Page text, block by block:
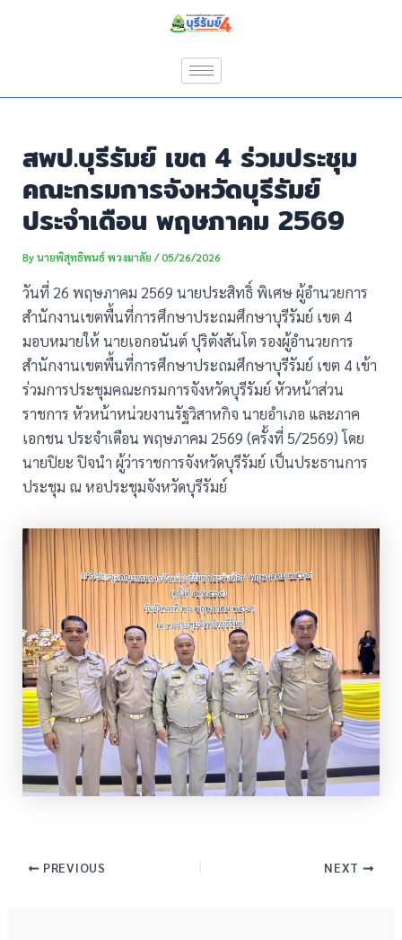
สพป.บุรีรัมย์ เขต 4 ร่วมประชุม
คณะกรมการจังหวัดบุรีรัมย์
ประจำเดือน พฤษภาคม 2569
Byนายพิสุทธิพนธ์ พวงมาลัย/05/26/2026
วันที่ 26 พฤษภาคม 2569 นายประสิทธิ์ พิเศษ ผู้อำนวยการ
สำนักงานเขตพื้นที่การศึกษาประถมศึกษาบุรีรัมย์ เขต 4
มอบหมายให้ นายเอกอนันต์ ปุริตังสันโต รองผู้อำนวยการ
สำนักงานเขตพื้นที่การศึกษาประถมศึกษาบุรีรัมย์ เขต 4 เข้า
ร่วมการประชุมคณะกรมการจังหวัดบุรีรัมย์ หัวหน้าส่วน
ราชการ หัวหน้าหน่วยงานรัฐวิสาหกิจ นายอำเภอ และภาค
เอกชน ประจำเดือน พฤษภาคม 2569 (ครั้งที่ 5/2569) โดย
นายปิยะ ปิจนำ ผู้ว่าราชการจังหวัดบุรีรัมย์ เป็นประธานการ
ประชุม ณ หอประชุมจังหวัดบุรีรัมย์
PREVIOUS NEXT